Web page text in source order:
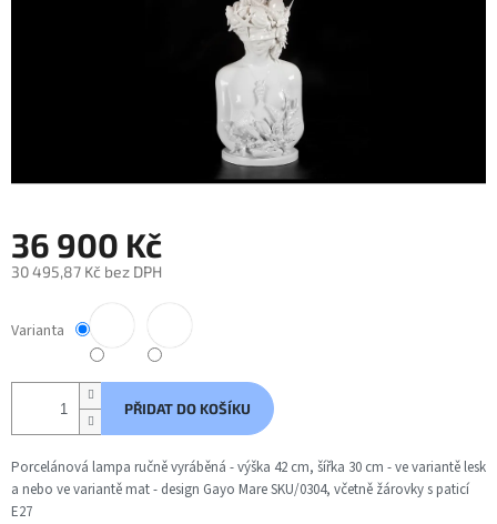
36 900 Kč
30 495,87 Kč bez DPH
cena:
Varianta
PŘIDAT DO KOŠÍKU
Porcelánová lampa ručně vyráběná - výška 42 cm, šířka 30 cm - ve variantě lesk
a nebo ve variantě mat - design Gayo Mare SKU/0304, včetně žárovky s paticí
E27